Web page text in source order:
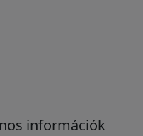
információk